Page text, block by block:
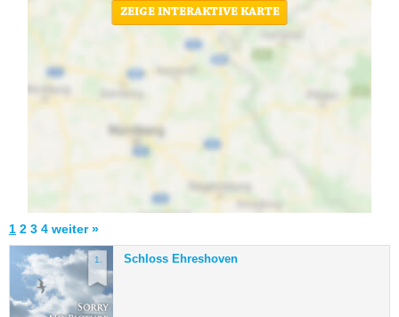
ZEIGE INTERAKTIVE KARTE
1 2 3 4 weiter »
1. Schloss Ehreshoven